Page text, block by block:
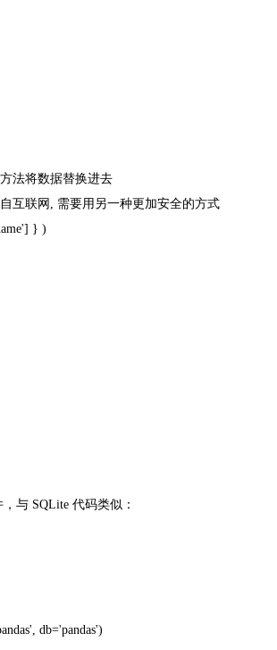
方法将数据替换进去
互联网 , 需要用另一种更加安全的方式
} )
，与 SQLite 代码类似：
db='pandas')